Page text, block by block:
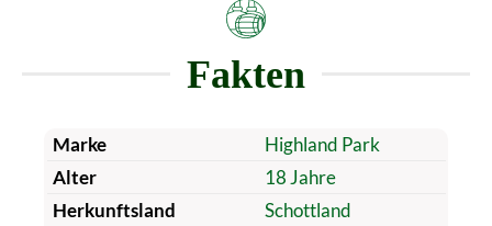
Fakten
Marke
Highland Park
Alter
18 Jahre
Herkunftsland
Schottland